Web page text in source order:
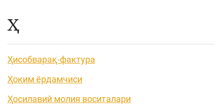
Ҳ
Ҳисобварақ-фактура
Ҳоким ёрдамчиси
Ҳосилавий молия воситалари